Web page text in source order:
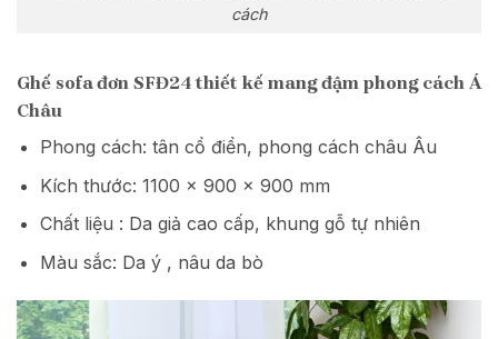
cách
Ghế sofa đơn SFĐ24 thiết kế mang đậm phong cách Á
Châu
Phong cách: tân cổ điển, phong cách châu Âu
Kích thước: 1100 x 900 x 900 mm
Chất liệu : Da giả cao cấp, khung gỗ tự nhiên
Màu sắc: Da ý , nâu da bò